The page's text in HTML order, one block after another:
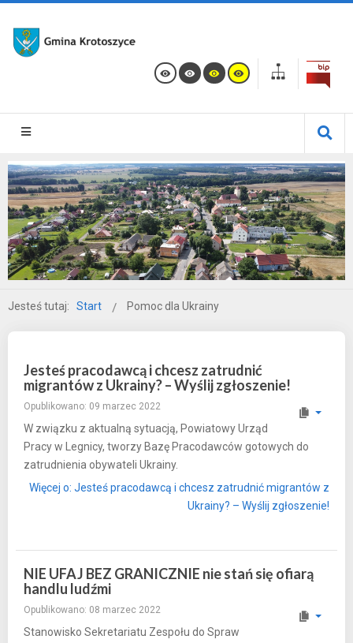
Jesteś tutaj: Start Pomoc dla Ukrainy
Jesteś pracodawcą i chcesz zatrudnić
migrantów z Ukrainy? – Wyślij zgłoszenie!
Opublikowano: 09 marzec 2022
W związku z aktualną sytuacją, Powiatowy Urząd
Pracy w Legnicy, tworzy Bazę Pracodawców gotowych do
zatrudnienia obywateli Ukrainy.
Więcej o: Jesteś pracodawcą i chcesz zatrudnić migrantów z
Ukrainy? – Wyślij zgłoszenie!
NIE UFAJ BEZ GRANICZNIE nie stań się ofiarą
handlu ludźmi
Opublikowano: 08 marzec 2022
Stanowisko Sekretariatu Zespołu do Spraw